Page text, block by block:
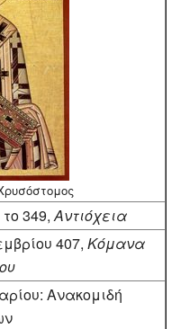
349, Αντιόχεια
407, Κόμανα
Ανακομιδή